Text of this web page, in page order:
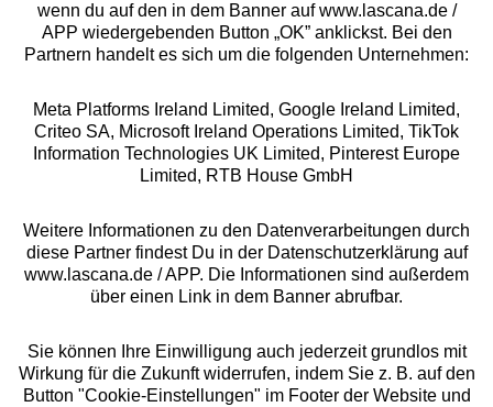
Rechtliches
Alle Preise inkl. MwSt., zzgl.
Versandkosten
** Bonität vorausgesetzt, berechtigt zur Bonitätsprüfung
wenn du auf den in dem Banner auf www.lascana.de /
APP wiedergebenden Button „OK” anklickst. Bei den
Partnern handelt es sich um die folgenden Unternehmen:
Meta Platforms Ireland Limited, Google Ireland Limited,
Criteo SA, Microsoft Ireland Operations Limited, TikTok
Information Technologies UK Limited, Pinterest Europe
Limited, RTB House GmbH
Weitere Informationen zu den Datenverarbeitungen durch
diese Partner findest Du in der Datenschutzerklärung auf
www.lascana.de / APP. Die Informationen sind außerdem
über einen Link in dem Banner abrufbar.
Sie können Ihre Einwilligung auch jederzeit grundlos mit
Wirkung für die Zukunft widerrufen, indem Sie z. B. auf den
Button "Cookie-Einstellungen" im Footer der Website und